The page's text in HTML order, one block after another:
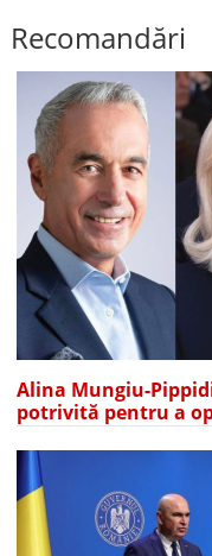
Recomandări
Alina Mungiu-
potrivită pentru a